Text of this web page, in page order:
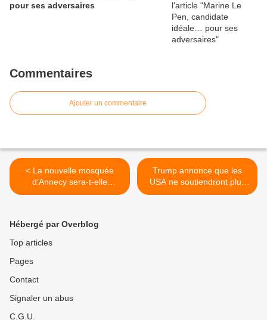
pour ses adversaires
Commentaires
Ajouter un commentaire
< La nouvelle mosquée
d’Annecy sera-t-elle
financée par l’Église
Trump annonce que les
USA ne soutiendront plus
les islamistes en Syrie et
Hébergé par Overblog
Top articles
Pages
Contact
Signaler un abus
C.G.U.